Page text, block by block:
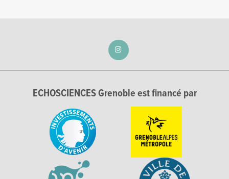
ECHOSCIENCES Grenoble est financé par